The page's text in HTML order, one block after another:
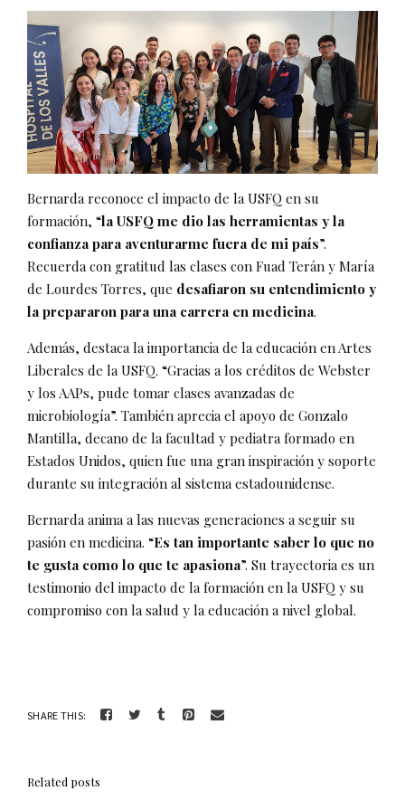
Bernarda reconoce el impacto de la USFQ en su
formación, “la USFQ me dio las herramientas y la
confianza para aventurarme fuera de mi país”.
Recuerda con gratitud las clases con Fuad Terán y María
de Lourdes Torres, que desafiaron su entendimiento y
la prepararon para una carrera en medicina.
Además, destaca la importancia de la educación en Artes
Liberales de la USFQ. “Gracias a los créditos de Webster
y los AAPs, pude tomar clases avanzadas de
microbiología”. También aprecia el apoyo de Gonzalo
Mantilla, decano de la facultad y pediatra formado en
Estados Unidos, quien fue una gran inspiración y soporte
durante su integración al sistema estadounidense.
Bernarda anima a las nuevas generaciones a seguir su
pasión en medicina. “Es tan importante saber lo que no
te gusta como lo que te apasiona”. Su trayectoria es un
testimonio del impacto de la formación en la USFQ y su
compromiso con la salud y la educación a nivel global.
SHARE THIS:
Related posts